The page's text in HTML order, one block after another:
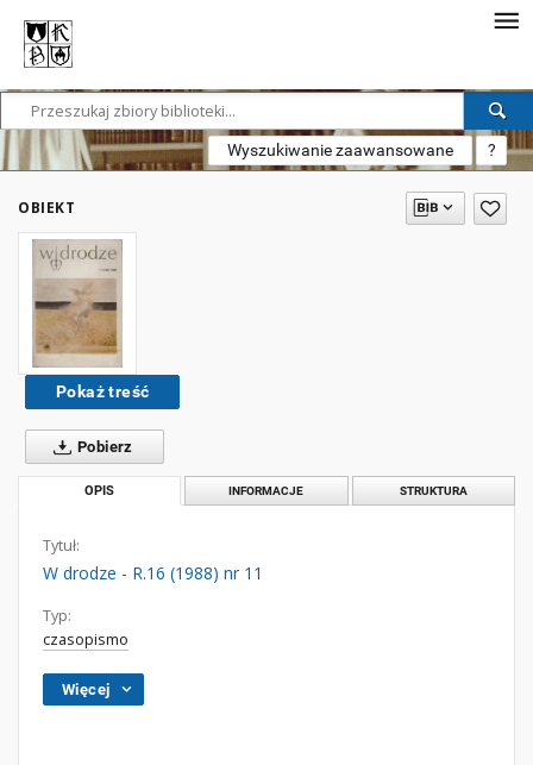
Wyszukiwanie zaawansowane ?
OBIEKT
Pokaż treść
Pobierz
OPIS INFORMACJE STRUKTURA
Tytuł:
W drodze - R.16 (1988) nr 11
Typ:
czasopismo
Więcej